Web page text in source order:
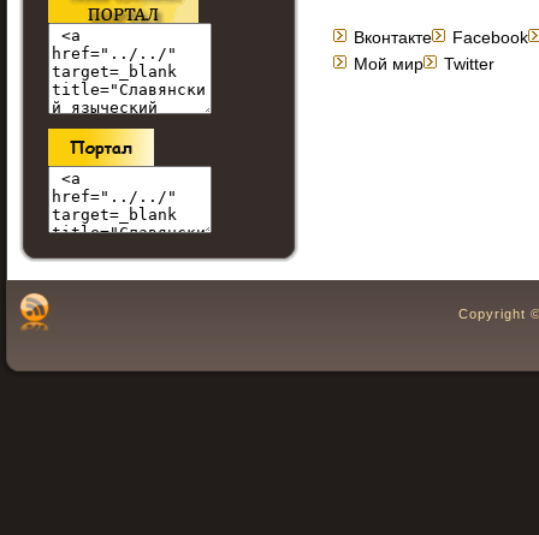
Вконтакте
Facebook
Мой мир
Twitter
Copyright